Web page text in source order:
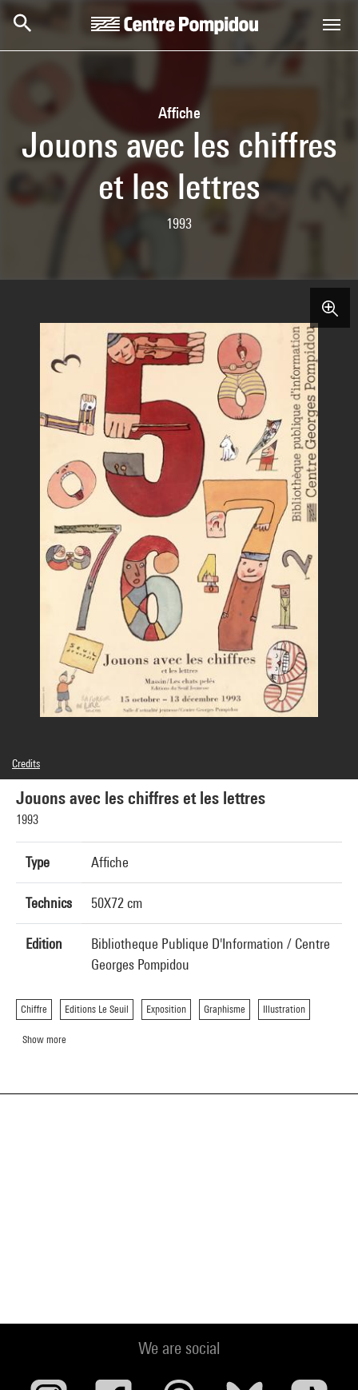
Skip to main content
Centre Pompidou
Affiche
Jouons avec les chiffres
et les lettres
1993
Jouons avec les chiffres et les lettres
1993
Type Affiche
Technics 50X72 cm
Edition
Bibliotheque Publique D'Information / Centre
Georges Pompidou
Chiffre Editions Le Seuil Exposition Graphisme Illustration
Show more
Credits
© Centre Pompidou, 1995 ; Illustration : Massin
We are social